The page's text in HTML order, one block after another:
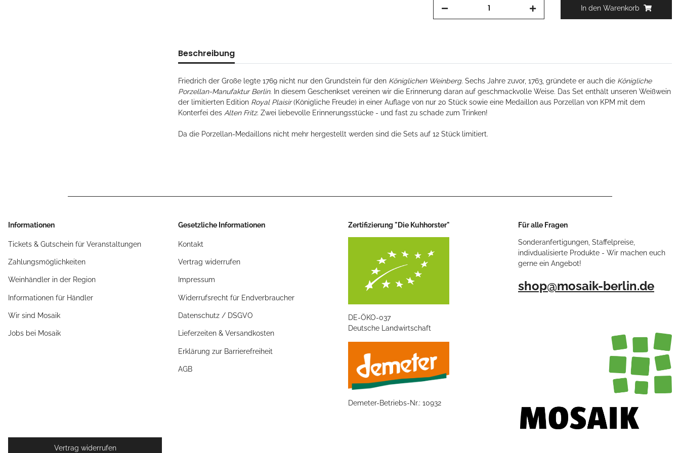
In den Warenkorb
Beschreibung
Friedrich der Große legte 1769 nicht nur den Grundstein für den Königlichen Weinberg. Sechs Jahre zuvor, 1763, gründete er auch die Königliche
Porzellan-Manufaktur Berlin. In diesem Geschenkset vereinen wir die Erinnerung daran auf geschmackvolle Weise. Das Set enthält unseren Weißwein
der limitierten Edition Royal Plaisir(Königliche Freude) in einer Auflage von nur 20 Stück sowie eine Medaillon aus Porzellan von KPM mit dem
Konterfei des Alten Fritz. Zwei liebevolle Erinnerungsstücke - und fast zu schade zum Trinken!
Da die Porzellan-Medaillons nicht mehr hergestellt werden sind die Sets auf 12 Stück limitiert.
Informationen
Tickets & Gutschein für Veranstaltungen
Zahlungsmöglichkeiten
Weinhändler in der Region
Informationen für Händler
Wir sind Mosaik
Jobs bei Mosaik
Gesetzliche Informationen
Kontakt
Vertrag widerrufen
Impressum
Widerrufsrecht für Endverbraucher
Datenschutz / DSGVO
Lieferzeiten & Versandkosten
Erklärung zur Barrierefreiheit
AGB
Zertifizierung "Die Kuhhorster"
DE-ÖKO-037
Deutsche Landwirtschaft
Demeter-Betriebs-Nr.: 10932
Für alle Fragen
Sonderanfertigungen, Staffelpreise,
indivdualisierte Produkte - Wir machen euch
gerne ein Angebot!
shop@mosaik-berlin.de
Vertrag widerrufen